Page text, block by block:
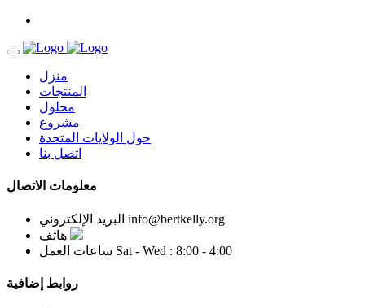
منزل
المنتجات
محلول
مشروع
حول الولايات المتحدة
اتصل بنا
معلومات الاتصال
البريد الإلكتروني info@bertkelly.org
هاتف
ساعات العمل Sat - Wed : 8:00 - 4:00
روابط إضافية